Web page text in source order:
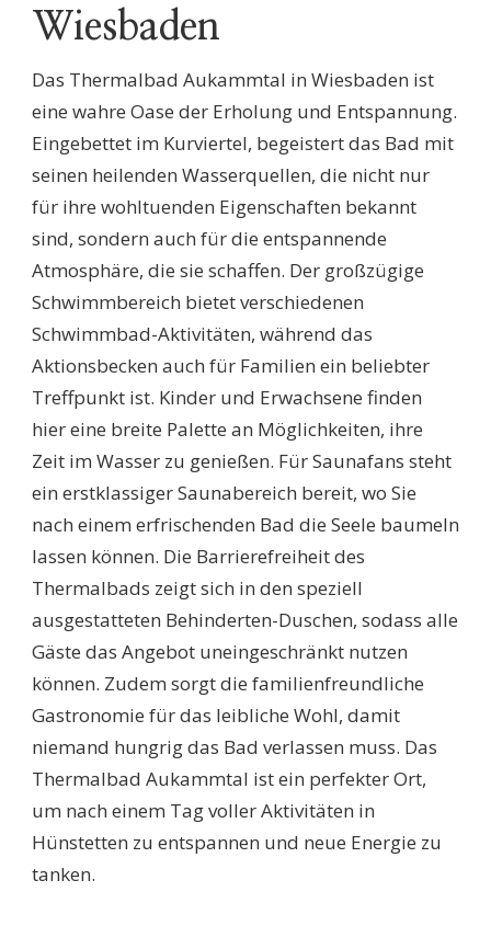
Wiesbaden
Das Thermalbad Aukammtal in Wiesbaden ist
eine wahre Oase der Erholung und Entspannung.
Eingebettet im Kurviertel, begeistert das Bad mit
seinen heilenden Wasserquellen, die nicht nur
für ihre wohltuenden Eigenschaften bekannt
sind, sondern auch für die entspannende
Atmosphäre, die sie schaffen. Der großzügige
Schwimmbereich bietet verschiedenen
Schwimmbad-Aktivitäten, während das
Aktionsbecken auch für Familien ein beliebter
Treffpunkt ist. Kinder und Erwachsene finden
hier eine breite Palette an Möglichkeiten, ihre
Zeit im Wasser zu genießen. Für Saunafans steht
ein erstklassiger Saunabereich bereit, wo Sie
nach einem erfrischenden Bad die Seele baumeln
lassen können. Die Barrierefreiheit des
Thermalbads zeigt sich in den speziell
ausgestatteten Behinderten-Duschen, sodass alle
Gäste das Angebot uneingeschränkt nutzen
können. Zudem sorgt die familienfreundliche
Gastronomie für das leibliche Wohl, damit
niemand hungrig das Bad verlassen muss. Das
Thermalbad Aukammtal ist ein perfekter Ort,
um nach einem Tag voller Aktivitäten in
Hünstetten zu entspannen und neue Energie zu
tanken.